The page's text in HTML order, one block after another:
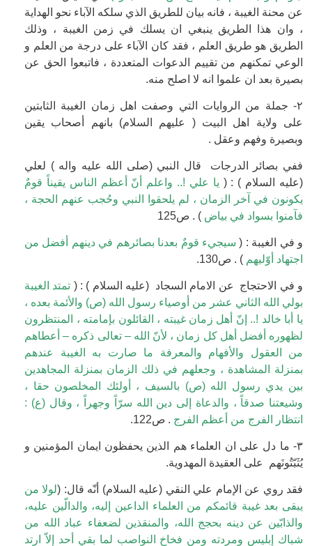
عن محنة الغيبة ، فانه بيان للطريق الذي سلكه الآباء نحو الهداية
، وان هذا الطريق ينبغي ان يسلك في زمن الغيبة ، وذلك
الطريق هو طريق العلم ، فقد كان الآباء على درجة من العلم و
الوعي تمكنهم من تقييم الدعوات المتعددة ، فاتبعوا الحق عن
بصيرة بعد ان علموا انه لا اصلح منه.
٢- جملة من الروايات التي وصفت اهل زمان الغيبة الثابتين
على ولاية اهل البيت ( عليهم السلام) بانهم أصحاب يقين
وبصيرة وفهم وعقل .
ففي بصائر الدرجات قال النبي (صلى الله عليه واله ) لعلي
(عليه السلام ) : ( يا علي !.. واعلم أنّ أعظم الناس يقيناً قومٌ
يكونون في آخر الزمان ، لم يلحقوا النبي وحُجب عنهم الحجة ،
فآمنوا بسواد في بياض ) . ص125
و في الغيبة : ( سيجيء قومٌ بعدنا بصائرهم في دينهم أفضل من
اجتهاد أوّليهم ) . ص130.
و في الاحتجاج عن الامام السجاد (عليه السلام ) : ( تمتد الغيبة
بولي الله الثاني عشر من أوصياء رسول الله (ص) والأئمة بعده ،
يا أبا خالد !.. إنّ أهل زمان غيبته ، القائلون بإمامته ، المنتظرون
لظهوره أفضل أهل كل زمان ، لأنّ الله – تعالى ذكره – أعطاهم
من العقول والأفهام والمعرفة ما صارت به الغيبة عندهم
بمنزلة المشاهدة ، وجعلهم في ذلك الزمان بمنزلة المجاهدين
بين يدي رسول الله (ص) بالسيف ، أولئك المخلصون حقا ،
وشيعتنا صدقاً ، والدعاة إلى دين الله سرّاً وجهراً ، وقال (ع) :
انتظار الفرج من أعظم الفرج . ص122.
٣- ما دل على ان العلماء هم الذين يحفظون ايمان المؤمنين و
يُثَبّتُونَهم على العقيدة المهدوية.
فقد روي عن الإمام علي النقي (عليه السلام) أنّه قال: (لولا من
يبقى بعد غيبة قائمكم من العلماء الداعين إليه، والدالّين عليه،
والذابّين عن دينه بحجج الله، والمنقذين لضعفاء عباد الله من
شباك إبليس ومردته ومن فخاخ النواصب لما بقي أحد إلاّ ارتد